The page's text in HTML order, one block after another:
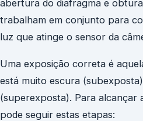
abertura do diafragma e
trabalham em conjunto para
luz que atinge o sensor da
Uma exposição correta é
está muito escura
(superexposta). Para alcançar
pode seguir estas etapas: